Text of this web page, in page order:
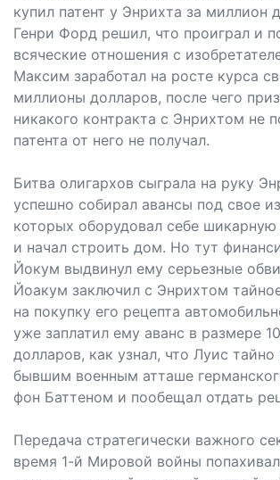
купил патент у Энрихта за миллион
Генри Форд решил, что проиграл и
всяческие отношения с
Максим заработал на росте курса
миллионы долларов, после чего
никакого контракта с Энрихтом не
патента от него не получал.
Битва олигархов сыграла на руку
успешно собирал авансы под свое
которых оборудовал себе
и начал строить дом. Но тут
Йокум выдвинул ему серьезные
Йоакум заключил с Энрихтом
на покупку его рецепта
уже заплатил ему аванс в размере
долларов, как узнал, что Луис тайно
бывшим военным атташе
фон Баттеном и пообещал отдать
Передача стратегически важного
время 1-й Мировой войны